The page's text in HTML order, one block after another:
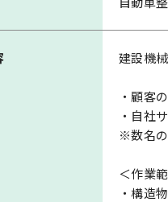
建設機
・顧客
・自社
※数名の
＜作業
・構造